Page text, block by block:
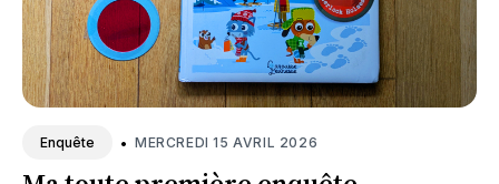
Enquête • MERCREDI 15 AVRIL 2026